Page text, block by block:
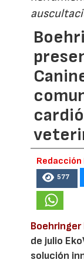
577
de julio
solución